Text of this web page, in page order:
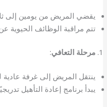
يقضي المريض من يومين إلى
تتم مراقبة الوظائف الحيوية
مرحلة التعافي:
ينتقل المريض إلى غرفة عادية
يبدأ برنامج إعادة التأهيل